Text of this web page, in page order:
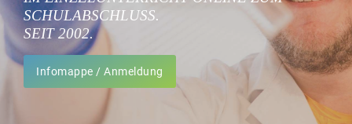
SCHULABSCHLUSS.
SEIT 2002.
Infomappe / Anmeldung